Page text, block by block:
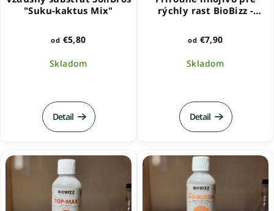
"Suku-kaktus Mix"
od €5,80
Skladom
produktu
je
5,0
5
hviezdičiek.
Detail
rýchly rast BioBizz -
od €7,90
Skladom
Detail